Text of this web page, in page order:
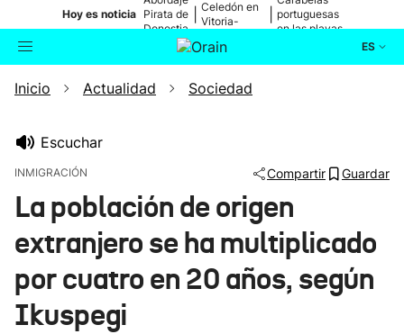
Hoy es noticia Pirata de
Donostia
Celedón en
Vitoria-
portuguesas
en las playas
ES
Buscador Actualidad
Ikusmiran
Eguraldia
Inicio Actualidad Sociedad
Escuchar
INMIGRACIÓN Compartir Guardar
La población de origen
extranjero se ha multiplicado
por cuatro en 20 años, según
Ikuspegi